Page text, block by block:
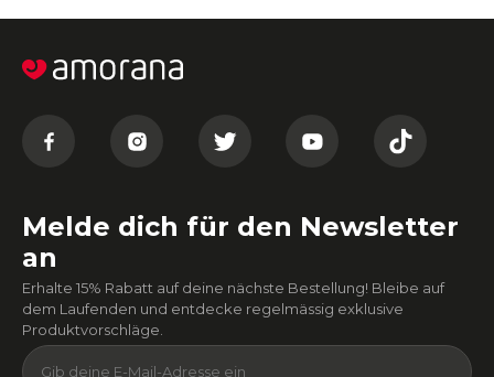
Melde dich für den Newsletter
an
Erhalte 15% Rabatt auf deine nächste Bestellung! Bleibe auf
dem Laufenden und entdecke regelmässig exklusive
Produktvorschläge.